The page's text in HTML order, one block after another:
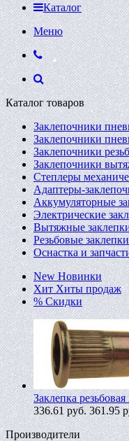
Каталог
Меню
Каталог товаров
Заклепочники
Заклепочники
Заклепочники
Заклепочники
Степлеры
Адаптеры-
Аккумуляторные
Электрические
Вытяжные
Резьбовые заклепки
Оснастка и
New Новинки
Хит Хиты продаж
% Скидки
Заклепка
336.61руб. 361.95
Производители